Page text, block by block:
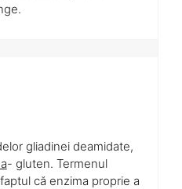
gliadinei deamidate,
- gluten. Termenul
că enzima proprie a